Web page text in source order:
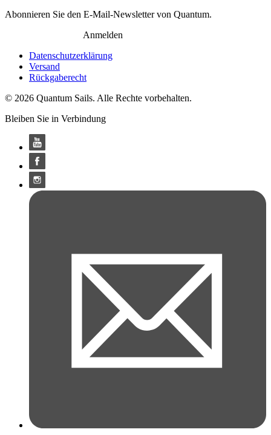
Abonnieren Sie den E-Mail-Newsletter von Quantum.
Anmelden
Datenschutzerklärung
Versand
Rückgaberecht
© 2026 Quantum Sails. Alle Rechte vorbehalten.
Bleiben Sie in Verbindung